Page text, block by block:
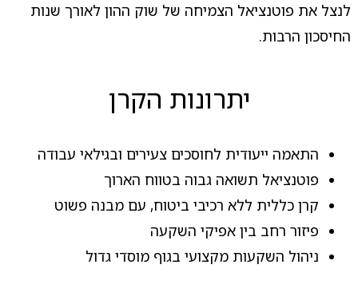
לנצל את פוטנציאל הצמיחה של שוק ההון לאורך שנות
החיסכון הרבות.
יתרונות הקרן
התאמה ייעודית לחוסכים צעירים ובגילאי עבודה
פוטנציאל תשואה גבוה בטווח הארוך
קרן כללית ללא רכיבי ביטוח, עם מבנה פשוט
פיזור רחב בין אפיקי השקעה
ניהול השקעות מקצועי בגוף מוסדי גדול